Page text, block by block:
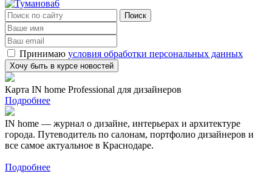
Принимаю условия обработки персональных данных
Карта IN home Professional для дизайнеров
Подробнее
IN home — журнал о дизайне, интерьерах и архитектуре
города. Путеводитель по салонам, портфолио дизайнеров и
все самое актуальное в Краснодаре.
Подробнее